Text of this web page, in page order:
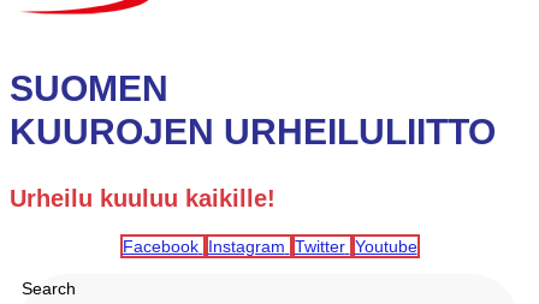
SUOMEN
KUUROJEN URHEILULIITTO
Urheilu kuuluu kaikille!
Facebook Instagram Twitter Youtube
Search